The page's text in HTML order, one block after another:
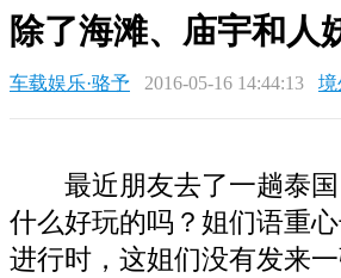
除了海滩、庙宇和人
车载娱乐·骆予 2016-05-16 14:44:13 境
最近朋友去了一趟泰
什么好玩的吗？姐们语重
进行时，这姐们没有发来